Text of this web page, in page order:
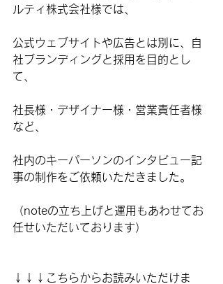
ルティ株式会社様では、
公式ウェブサイトや広告とは別に、自
社ブランディングと採用を目的とし
て、
社長様・デザイナー様・営業責任者様
など、
社内のキーパーソンのインタビュー記
事の制作をご依頼いただきました。
（noteの立ち上げと運用もあわせてお
任せいただいております）
↓↓↓こちらからお読みいただけま